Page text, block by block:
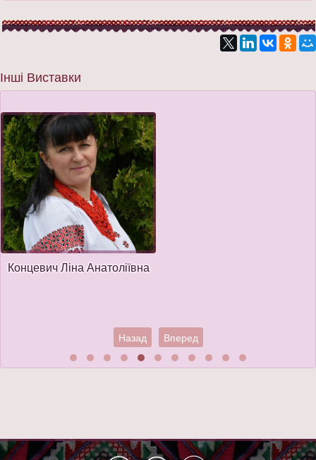
Інші Виставки
Концевич Ліна Анатоліївна
Назад Вперед